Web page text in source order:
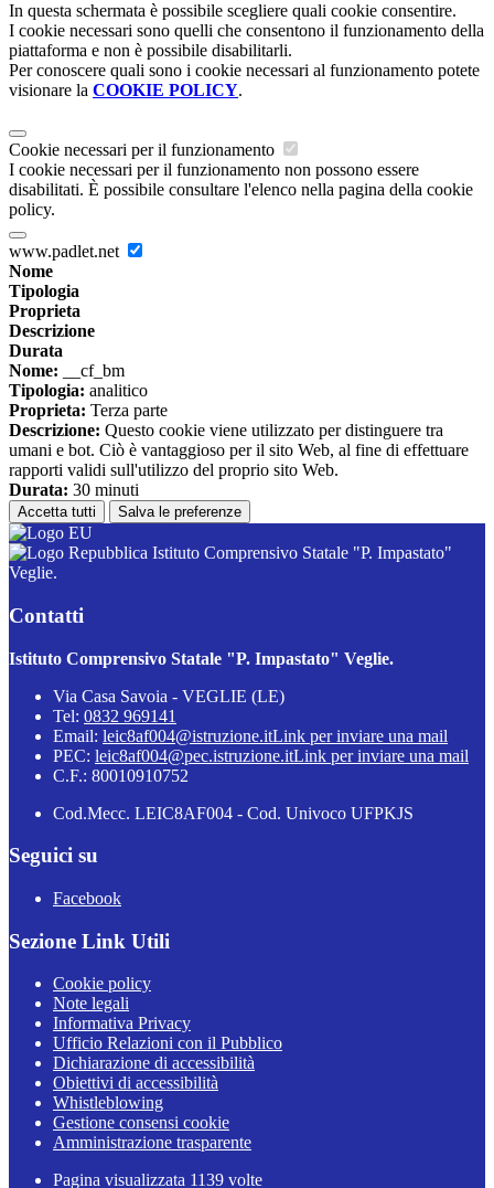
In questa schermata è possibile scegliere quali cookie consentire.
I cookie necessari sono quelli che consentono il funzionamento della
piattaforma e non è possibile disabilitarli.
Per conoscere quali sono i cookie necessari al funzionamento potete
visionare la COOKIE POLICY.
Cookie necessari per il funzionamento
I cookie necessari per il funzionamento non possono essere
disabilitati. È possibile consultare l'elenco nella pagina della cookie
policy.
www.padlet.net
Nome
Tipologia
Proprieta
Descrizione
Durata
Nome: __cf_bm
Tipologia: analitico
Proprieta: Terza parte
Descrizione: Questo cookie viene utilizzato per distinguere tra
umani e bot. Ciò è vantaggioso per il sito Web, al fine di effettuare
rapporti validi sull'utilizzo del proprio sito Web.
Durata: 30 minuti
Accetta tutti Salva le preferenze
Istituto Comprensivo Statale "P. Impastato"
Veglie.
Contatti
Istituto Comprensivo Statale "P. Impastato" Veglie.
Via Casa Savoia - VEGLIE (LE)
Tel: 0832 969141
Email: leic8af004@istruzione.itLink per inviare una mail
PEC: leic8af004@pec.istruzione.itLink per inviare una mail
C.F.: 80010910752
Cod.Mecc. LEIC8AF004 - Cod. Univoco UFPKJS
Seguici su
Facebook
Sezione Link Utili
Cookie policy
Note legali
Informativa Privacy
Ufficio Relazioni con il Pubblico
Dichiarazione di accessibilità
Obiettivi di accessibilità
Whistleblowing
Gestione consensi cookie
Amministrazione trasparente
Pagina visualizzata 1139 volte